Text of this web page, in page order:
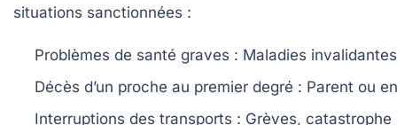
situations sanctionnées :
Problèmes de santé graves : Maladies
Décès d’un proche au premier degré : Parent ou
Interruptions des transports : Grèves,